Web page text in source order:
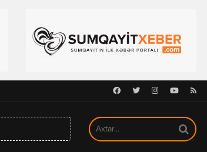
Facebook
TwitterInstagramYoutubeRSS